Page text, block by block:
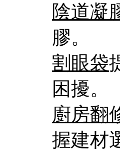
陰道凝
膠。
割眼袋
困擾。
廚房翻
握建材